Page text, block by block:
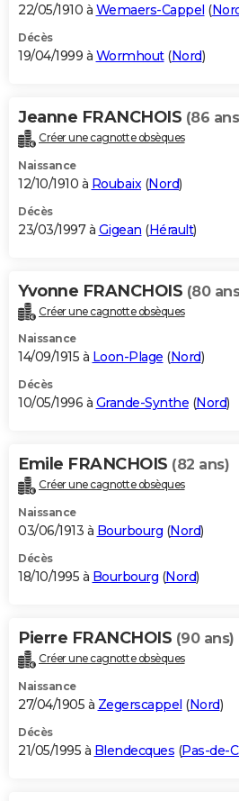
22/05/1910 à Wemaers-Cappel (
Décès
19/04/1999 à Wormhout(Nord)
Jeanne FRANCHOIS (86
Créer une cagnotte obsèques
Naissance
12/10/1910 à Roubaix (Nord)
Décès
23/03/1997 à Gigean (Hérault)
Yvonne FRANCHOIS (80
Créer une cagnotte obsèques
Naissance
14/09/1915 à Loon-Plage (Nord)
Décès
10/05/1996 à Grande-Synthe (Nord)
Emile FRANCHOIS (82 ans)
Créer une cagnotte obsèques
Naissance
03/06/1913 à Bourbourg (Nord)
Décès
18/10/1995 à Bourbourg (Nord)
Pierre FRANCHOIS (90 ans)
Créer une cagnotte obsèques
Naissance
27/04/1905 à Zegerscappel (Nord)
Décès
21/05/1995 à Blendecques (Pas-de-